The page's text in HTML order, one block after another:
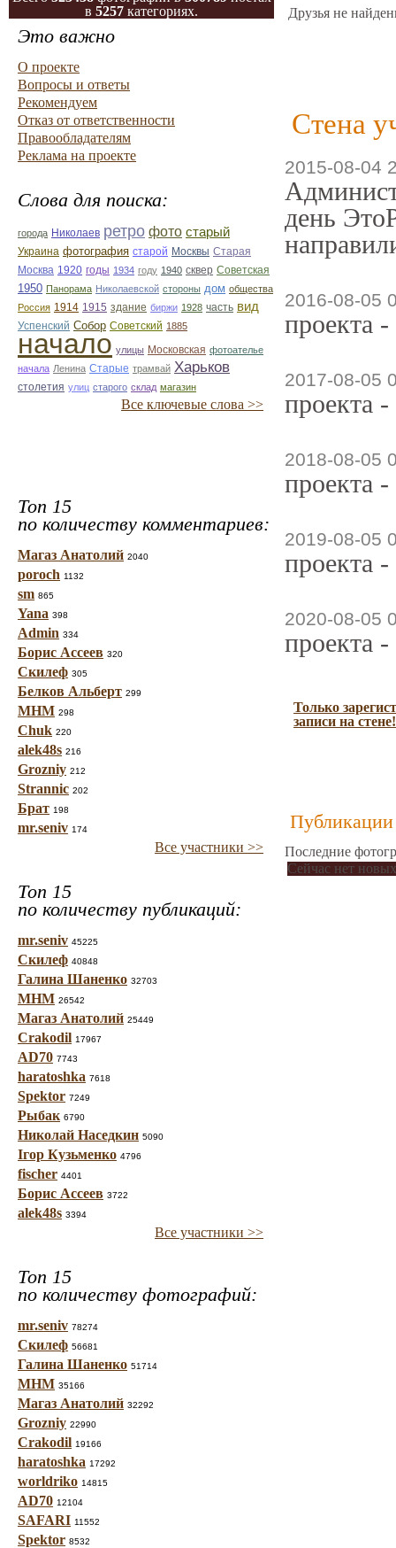
в 5257 категориях.
Это важно
О проекте
Вопросы и ответы
Рекомендуем
Отказ от ответственности
Правообладателям
Реклама на проекте
Слова для поиска:
города Николаев ретро фото старый
Украина фотография старой Москвы Старая
Москва 1920 годы 1934 году 1940 сквер Советская
1950 Панорама Николаевской стороны дом общества
Россия 1914 1915 здание биржи 1928 часть вид
Успенский Собор Советский 1885
начало улицы Московская фотоателье
начала Ленина Старые трамвай Харьков
столетия улиц старого склад магазин
Все ключевые слова >>
Топ 15
по количеству комментариев:
Магаз Анатолий 2040
poroch 1132
sm 865
Yana 398
Admin 334
Борис Ассеев 320
Скилеф 305
Белков Альберт 299
МНМ 298
Chuk 220
alek48s 216
Grozniy 212
Strannic 202
Брат 198
mr.seniv 174
Все участники >>
Топ 15
по количеству публикаций:
mr.seniv 45225
Скилеф 40848
Галина Шаненко 32703
МНМ 26542
Магаз Анатолий 25449
Crakodil 17967
AD70 7743
haratoshka 7618
Spektor 7249
Рыбак 6790
Николай Наседкин 5090
Ігор Кузьменко 4796
fischer 4401
Борис Ассеев 3722
alek48s 3394
Все участники >>
Топ 15
по количеству фотографий:
mr.seniv 78274
Скилеф 56681
Галина Шаненко 51714
МНМ 35166
Магаз Анатолий 32292
Grozniy 22990
Crakodil 19166
haratoshka 17292
worldriko 14815
AD70 12104
SAFARI 11552
Spektor 8532
Друзья не
Стена
2015-08-04
день
2016-08-05
проекта
2017-08-05
проекта
2018-08-05
проекта
2019-08-05
проекта
2020-08-05
проекта
Только
записи на стене!
Публикации
Последние
Сейчас нет